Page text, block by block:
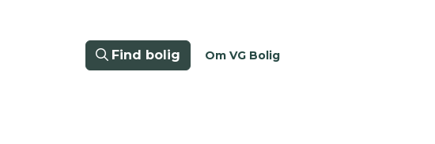
Find bolig Om VG Bolig